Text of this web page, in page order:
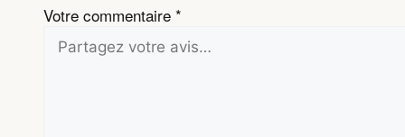
Votre commentaire *